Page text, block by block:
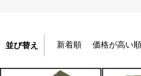
並び替え 新着順 価格が高い順